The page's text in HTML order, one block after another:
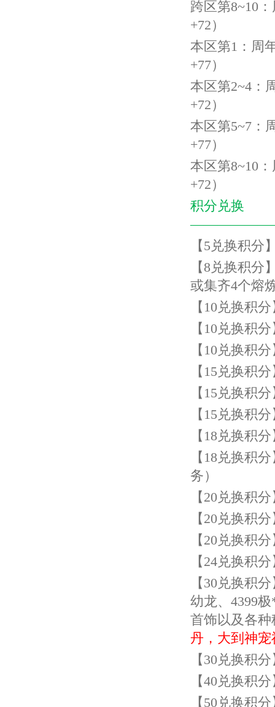
跨区第8~10
+72）
本区第1 ：周
+77）
本区第2~4 ：
+72）
本区第5~7 ：
+77）
本区第8~10
+72）
积分兑换
【5 兑换积分
【8 兑换积分
或集齐4个熔
【 10 兑换积分
【 10 兑换积
【 10 兑换积
【 15 兑换积分
【 15 兑换积分
【 15 兑换积分
【 18 兑换积
【 18 兑换积
务）
【20 兑换积分
【20 兑换积分
【20 兑换积分
【24 兑换积
【30 兑换积分
幼龙、4399极
首饰以及各
丹，大到神
【30 兑换积分
【40 兑换积分
【50 兑换积分